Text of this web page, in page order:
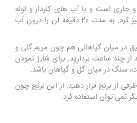
جاری است و با آب های کلردار و لوله
کشی نمی توان آن را تمیز کرد. به مدت 20 دقیقه آن را درون آب
در میان گیاهانی هم چون مریم گلی و
از چند ساعت بردارید. برای شارژ نمودن
از برنج قرار دهید. از این برنج چون
نمی توان استفاده کرد.